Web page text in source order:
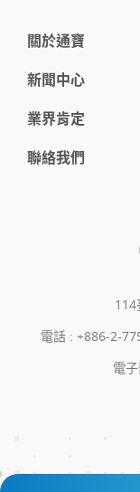
關於通寶
新聞中心
業界肯定
聯絡我們
114
電話 : +886-2-
電